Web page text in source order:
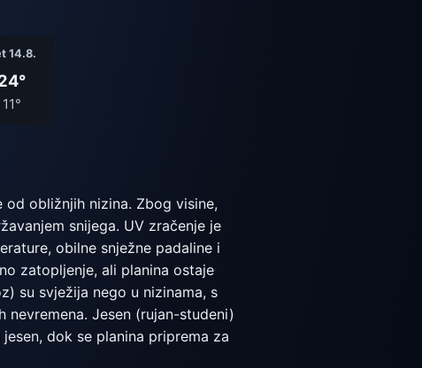
14.8.
11°
od obližnjih nizina. Zbog visine,
snijega. UV zračenje je
obilne snježne padaline i
zatopljenje, ali planina ostaje
su svježija nego u nizinama, s
Jesen (rujan-studeni)
dok se planina priprema za